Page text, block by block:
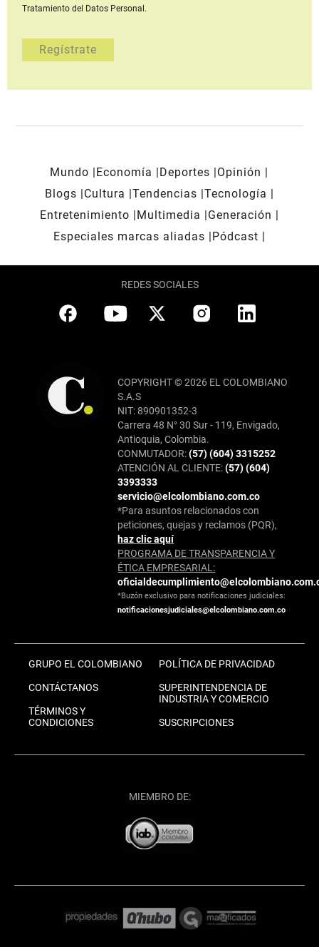
Tratamiento del Datos Personal.
Mundo Economía Deportes
Opinión
Blogs
Cultura Tendencias Tecnología
Entretenimiento
Multimedia
Generación
Especiales marcas aliadas
Pódcast
REDES SOCIALES
COPYRIGHT © 2026 EL COLOMBIANO
S.A.S
NIT: 890901352-3
Carrera 48 N° 30 Sur - 119, Envigado,
Antioquia, Colombia.
CONMUTADOR:(57) (604) 3315252
ATENCIÓN AL CLIENTE:(57) (604)
3393333
servicio@elcolombiano.com.co
*Para asuntos relacionados con
peticiones, quejas y reclamos (PQR),
haz clic aquí
PROGRAMA DE TRANSPARENCIA Y
ÉTICA EMPRESARIAL:
*Buzón exclusivo para notificaciones judiciales:
notificacionesjudiciales@elcolombiano.com.co
GRUPO EL COLOMBIANO
CONTÁCTANOS
TÉRMINOS Y
CONDICIONES
POLÍTICA DE PRIVACIDAD
SUPERINTENDENCIA DE
INDUSTRIA Y COMERCIO
SUSCRIPCIONES
MIEMBRO DE: